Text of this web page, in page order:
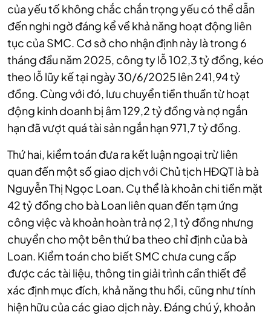
của yếu tố không chắc chắn trọng yếu có thể dẫn
đến nghi ngờ đáng kể về khả năng hoạt động liên
tục của SMC. Cơ sở cho nhận định này là trong 6
tháng đầu năm 2025, công ty lỗ 102,3 tỷ đồng, kéo
theo lỗ lũy kế tại ngày 30/6/2025 lên 241,94 tỷ
đồng. Cùng với đó, lưu chuyển tiền thuần từ hoạt
động kinh doanh bị âm 129,2 tỷ đồng và nợ ngắn
hạn đã vượt quá tài sản ngắn hạn 971,7 tỷ đồng.
Thứ hai, kiểm toán đưa ra kết luận ngoại trừ liên
quan đến một số giao dịch với Chủ tịch HĐQT là bà
Nguyễn Thị Ngọc Loan. Cụ thể là khoản chi tiền mặt
42 tỷ đồng cho bà Loan liên quan đến tạm ứng
công việc và khoản hoàn trả nợ 2,1 tỷ đồng nhưng
chuyển cho một bên thứ ba theo chỉ định của bà
Loan. Kiểm toán cho biết SMC chưa cung cấp
được các tài liệu, thông tin giải trình cần thiết để
xác định mục đích, khả năng thu hồi, cũng như tính
hiện hữu của các giao dịch này. Đáng chú ý, khoản